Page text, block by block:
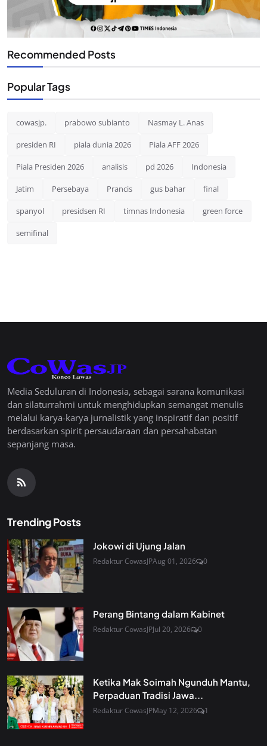
Recommended Posts
Popular Tags
cowasjp. prabowo subianto Nasmay L. Anas
presiden RI piala dunia 2026 Piala AFF 2026
Piala Presiden 2026 analisis pd 2026 Indonesia
Jatim Persebaya Prancis gus bahar final
spanyol presidsen RI timnas Indonesia green force
semifinal
Media Seduluran di Indonesia, sebagai sarana komunikasi
dan silaturrahmi untuk menghidupkan semangat menulis
melalui karya-karya jurnalistik yang inspiratif dan positif
berdasarkan spirit persaudaraan dan persahabatan
sepanjang masa.
Trending Posts
Jokowi di Ujung Jalan
Redaktur CowasJPAug 01, 2026 0
Perang Bintang dalam Kabinet
Redaktur CowasJPJul 20, 2026 0
Ketika Mak Soimah Ngunduh Mantu,
Perpaduan Tradisi Jawa...
Redaktur CowasJPMay 12, 2026 1